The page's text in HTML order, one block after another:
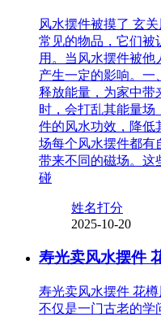
风水摆件被摸了 玄
常见的物品，它们被
用。当风水摆件被他
产生一定的影响。一
释放能量，为家中带
时，会打乱其能量场
件的风水功效，降低
场每个风水摆件都有
带来不同的磁场。这
碰
姓名打分
2025-10-20
寿光卖风水摆件
寿光卖风水摆件 花
不仅是一门古老的学